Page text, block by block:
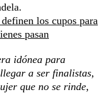
los cupos para
pasan
idónea para
a ser finalistas,
que no se rinde,